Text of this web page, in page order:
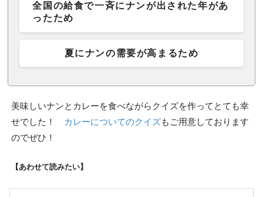
全国の給食で一斉にナンが出された年があ
ったため
夏にナンの需要が高まるため
美味しいナンとカレーを食べながらクイズを作ってとても幸
せでした！
カレーについてのクイズもご用意しております
のでぜひ！
【あわせて読みたい】